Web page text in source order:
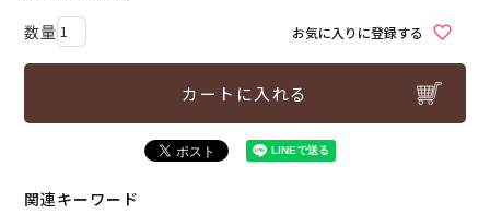
お気に入りに登録する
カートに入れる
関連キーワード